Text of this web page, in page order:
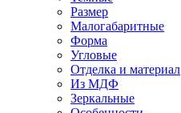
Размер
Малогабаритные
Форма
Угловые
Отделка и материал
Из МДФ
Зеркальные